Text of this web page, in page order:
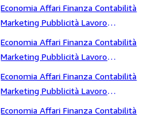
Giornalismo Aziende Stato
Economia Affari Finanza Contabilità
Marketing Pubblicità Lavoro
Giornalismo Aziende Storia
Economia Affari Finanza Contabilità
Marketing Pubblicità Lavoro
Giornalismo Aziende Successione
Economia Affari Finanza Contabilità
Marketing Pubblicità Lavoro
Giornalismo Aziende Tecnologia
Economia Affari Finanza Contabilità